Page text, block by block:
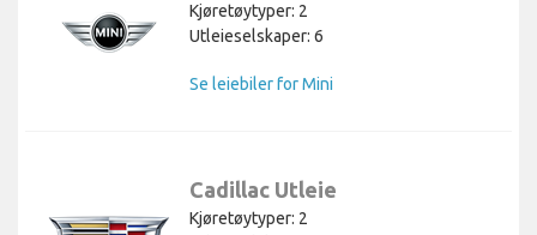
Kjøretøytyper: 2
Utleieselskaper: 6
Se leiebiler for Mini
Cadillac Utleie
Kjøretøytyper: 2